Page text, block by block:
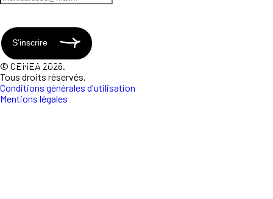
S'inscrire
© CEMEA 2026.
Tous droits réservés.
Conditions générales d'utilisation
Mentions légales